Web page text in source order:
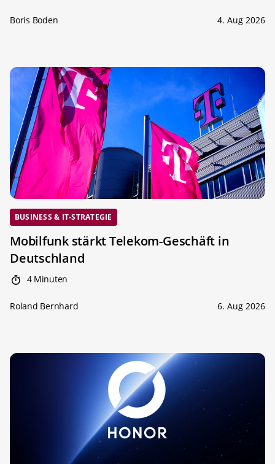
Boris Boden 4. Aug 2026
BUSINESS & IT-STRATEGIE
Mobilfunk stärkt Telekom-Geschäft in
Deutschland
4 Minuten
Roland Bernhard 6. Aug 2026